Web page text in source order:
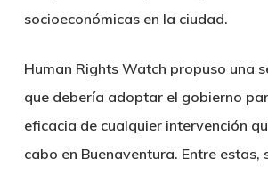
socioeconómicas en la ciudad.
Human Rights Watch propuso una
que debería adoptar el gobierno
eficacia de cualquier intervención
cabo en Buenaventura. Entre estas,